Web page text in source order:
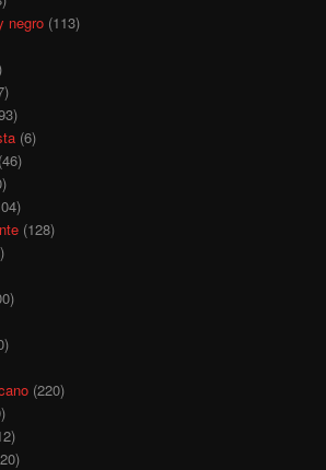
negro(113)
(6)
(128)
(220)